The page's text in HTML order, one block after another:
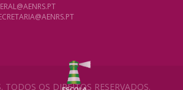
OS DIREITOS RESERVADOS.